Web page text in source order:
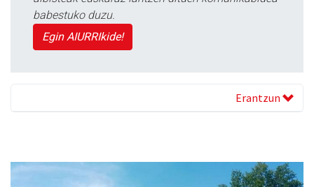
babestuko duzu.
Egin AIURRIkide!
Erantzun